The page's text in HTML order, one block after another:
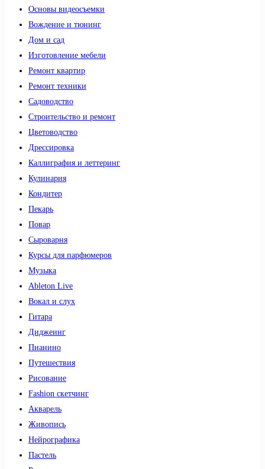
Основы видеосъемки
Вождение и тюнинг
Дом и сад
Изготовление мебели
Ремонт квартир
Ремонт техники
Садоводство
Строительство и ремонт
Цветоводство
Дрессировка
Каллиграфия и леттеринг
Кулинария
Кондитер
Пекарь
Повар
Сыроварня
Курсы для парфюмеров
Музыка
Ableton Live
Вокал и слух
Гитара
Диджеинг
Пианино
Путешествия
Рисование
Fashion скетчинг
Акварель
Живопись
Нейрографика
Пастель